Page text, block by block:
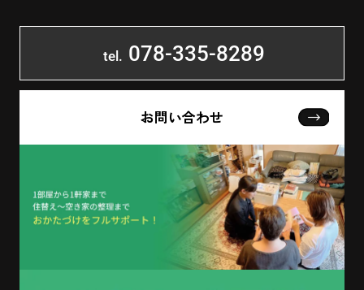
tel. 078-335-8289
お問い合わせ